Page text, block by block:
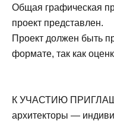
Общая графическая
проект представлен.
Проект должен быть
формате, так как
К УЧАСТИЮ
архитекторы —